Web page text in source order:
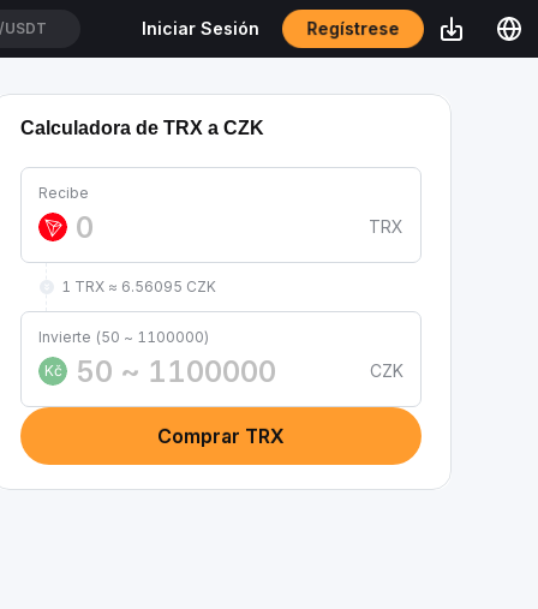
USDT Iniciar Sesión Regístrese
Calculadora de TRX a CZK
Recibe
TRX
1 TRX ≈ 6.56095 CZK
Invierte (50 ~ 1100000)
Kč
CZK
Comprar TRX